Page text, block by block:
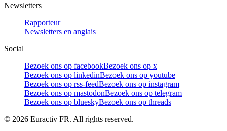
Newsletters
Rapporteur
Newsletters en anglais
Social
Bezoek ons op facebookBezoek ons op x
Bezoek ons op linkedinBezoek ons op youtube
Bezoek ons op rss-feedBezoek ons op instagram
Bezoek ons op mastodonBezoek ons op telegram
Bezoek ons op blueskyBezoek ons op threads
© 2026 Euractiv FR. All rights reserved.